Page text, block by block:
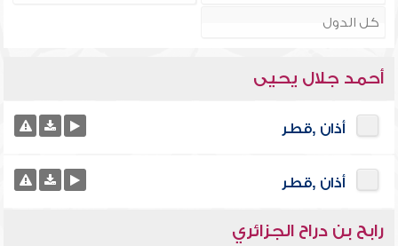
أحمد جلال يحيى
أذان ,قطر
أذان ,قطر
رابح بن دراح الجزائري